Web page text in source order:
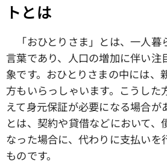
トとは
「おひとりさま」とは、一人暮
言葉であり、人口の増加に伴い注
象です。おひとりさまの中には、
方もいらっしゃいます。こうした
えて身元保証が必要になる場合が
とは、契約や貸借などにおいて、
なった場合に、代わりに支払いを
ものです。